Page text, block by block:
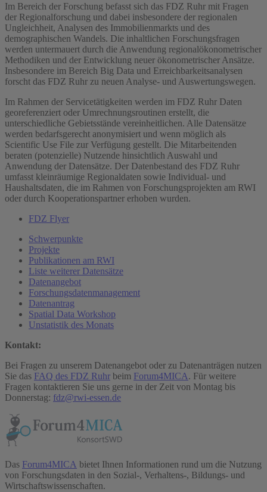
Im Bereich der Forschung befasst sich das FDZ Ruhr mit Fragen
der Regionalforschung und dabei insbesondere der regionalen
Ungleichheit, Analysen des Immobilienmarkts und des
demographischen Wandels. Die inhaltlichen Forschungsfragen
werden untermauert durch die Anwendung regionalökonometrischer
Methodiken und der Entwicklung neuer ökonometrischer Ansätze.
Insbesondere im Bereich Big Data und Erreichbarkeitsanalysen
forscht das FDZ Ruhr zu neuen Analyse- und Auswertungswegen.
Im Rahmen der Servicetätigkeiten werden im FDZ Ruhr Daten
georeferenziert oder Umrechnungsroutinen erstellt, die
unterschiedliche Gebietsstände vereinheitlichen. Alle Datensätze
werden bedarfsgerecht anonymisiert und wenn möglich als
Scientific Use File zur Verfügung gestellt. Die Mitarbeitenden
beraten (potenzielle) Nutzende hinsichtlich Auswahl und
Anwendung der Datensätze. Der Datenbestand des FDZ Ruhr
umfasst kleinräumige Regionaldaten sowie Individual- und
Haushaltsdaten, die im Rahmen von Forschungsprojekten am RWI
oder durch Kooperationspartner erhoben wurden.
FDZ Flyer
Schwerpunkte
Projekte
Publikationen am RWI
Liste weiterer Datensätze
Datenangebot
Forschungsdatenmanagement
Datenantrag
Spatial Data Workshop
Unstatistik des Monats
Kontakt:
Bei Fragen zu unserem Datenangebot oder zu Datenanträgen nutzen
Sie das FAQ des FDZ Ruhr beim Forum4MICA. Für weitere
Fragen kontaktieren Sie uns gerne in der Zeit von Montag bis
Donnerstag: fdz@rwi-essen.de
Das Forum4MICA bietet Ihnen Informationen rund um die Nutzung
von Forschungsdaten in den Sozial-, Verhaltens-, Bildungs- und
Wirtschaftswissenschaften.